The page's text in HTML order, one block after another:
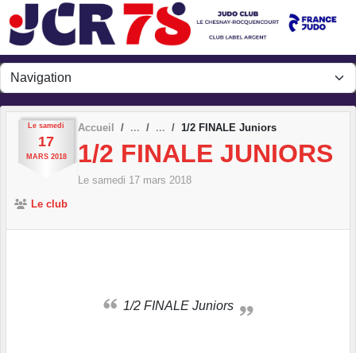
Le samedi
17
MARS 2018
Accueil 1/2 FINALE Juniors
1/2 FINALE JUNIORS
Le samedi 17 mars 2018
Le club
1/2 FINALE Juniors
Panneau de gestion des cookies